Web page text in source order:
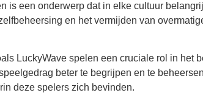
is een onderwerp dat in elke cultuur
en het vermijden van
LuckyWave spelen een cruciale rol in het
beter te begrijpen en te
deze spelers zich bevinden.